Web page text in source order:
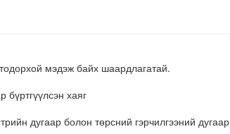
мэдэж байх шаардлагатай.
бүртгүүлсэн хаяг
дугаар болон төрсний гэрчилгээний дугаар